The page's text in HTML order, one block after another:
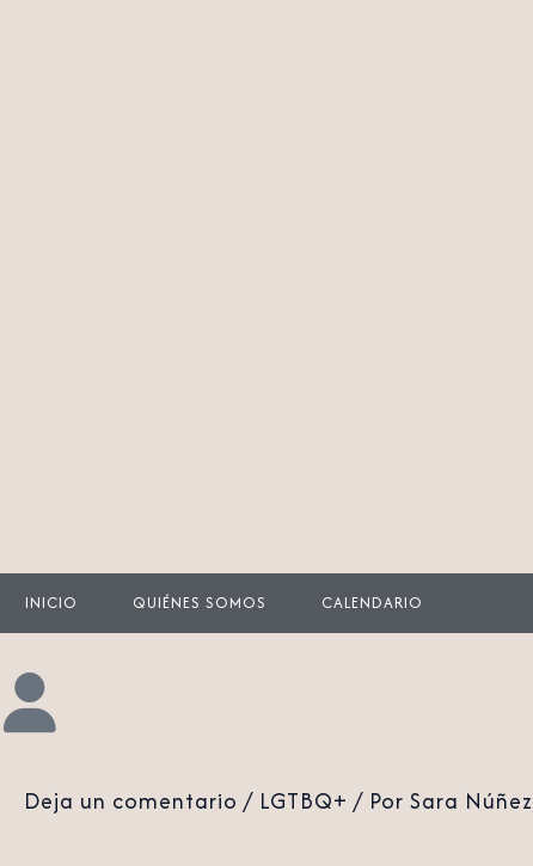
INICIO QUIÉNES SOMOS CALENDARIO
Deja un comentario / LGTBQ+ / Por Sara Núñez